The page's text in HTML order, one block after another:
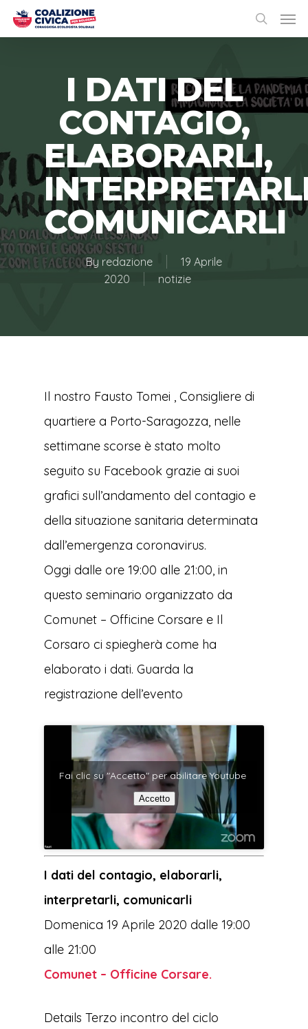
I DATI DEL
CONTAGIO,
ELABORARLI,
COMUNICARLI
By redazione
19 Aprile
2020
notizie
Il nostro Fausto Tomei , Consigliere di
quartiere a Porto-Saragozza, nelle
settimane scorse è stato molto
seguito su Facebook grazie ai suoi
grafici sull’andamento del contagio e
della situazione sanitaria determinata
dall’emergenza coronavirus.
Oggi dalle ore 19:00 alle 21:00, in
questo seminario organizzato da
Comunet – Officine Corsare e Il
Corsaro ci spiegherà come ha
elaborato i dati. Guarda la
registrazione dell’evento
Fai clic su "Accetto" per abilitare Youtube
Accetto
I dati del contagio, elaborarli,
interpretarli, comunicarli
Domenica 19 Aprile 2020 dalle 19:00
alle 21:00
Comunet – Officine Corsare.
Details Terzo incontro del ciclo